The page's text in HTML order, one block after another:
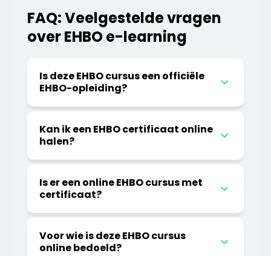
FAQ: Veelgestelde vragen
over EHBO e-learning
Is deze EHBO cursus een officiële
EHBO-opleiding?
Kan ik een EHBO certificaat online
halen?
Is er een online EHBO cursus met
certificaat?
Voor wie is deze EHBO cursus
online bedoeld?